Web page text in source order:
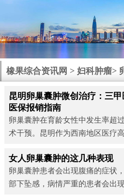
橡果综合资讯网 >妇科肿瘤>
昆明卵巢囊肿微创治疗：三
医保报销指南
卵巢囊肿在育龄女性中发生率超
术干预。昆明作为西南地区医疗
女人卵巢囊肿的这几种表现
卵巢囊肿患者会出现腹痛的症状
部下坠感，病情严重的患者会出